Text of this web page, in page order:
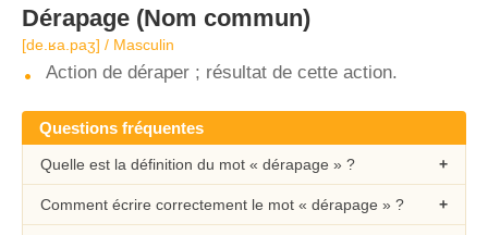
Dérapage (Nom commun)
[de.ʁa.paʒ] / Masculin
Action de déraper ; résultat de cette action.
Questions fréquentes
Quelle est la définition du mot « dérapage » ?
Comment écrire correctement le mot « dérapage » ?